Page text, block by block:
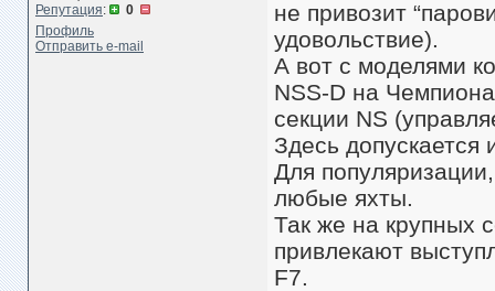
Репутация:
0
Профиль
Отправить e-mail
не привозит
удовольствие).
А вот с моделями
NSS-D на
секции NS
Здесь
Для
любые яхты.
Так же на крупных
привлекают
F7.